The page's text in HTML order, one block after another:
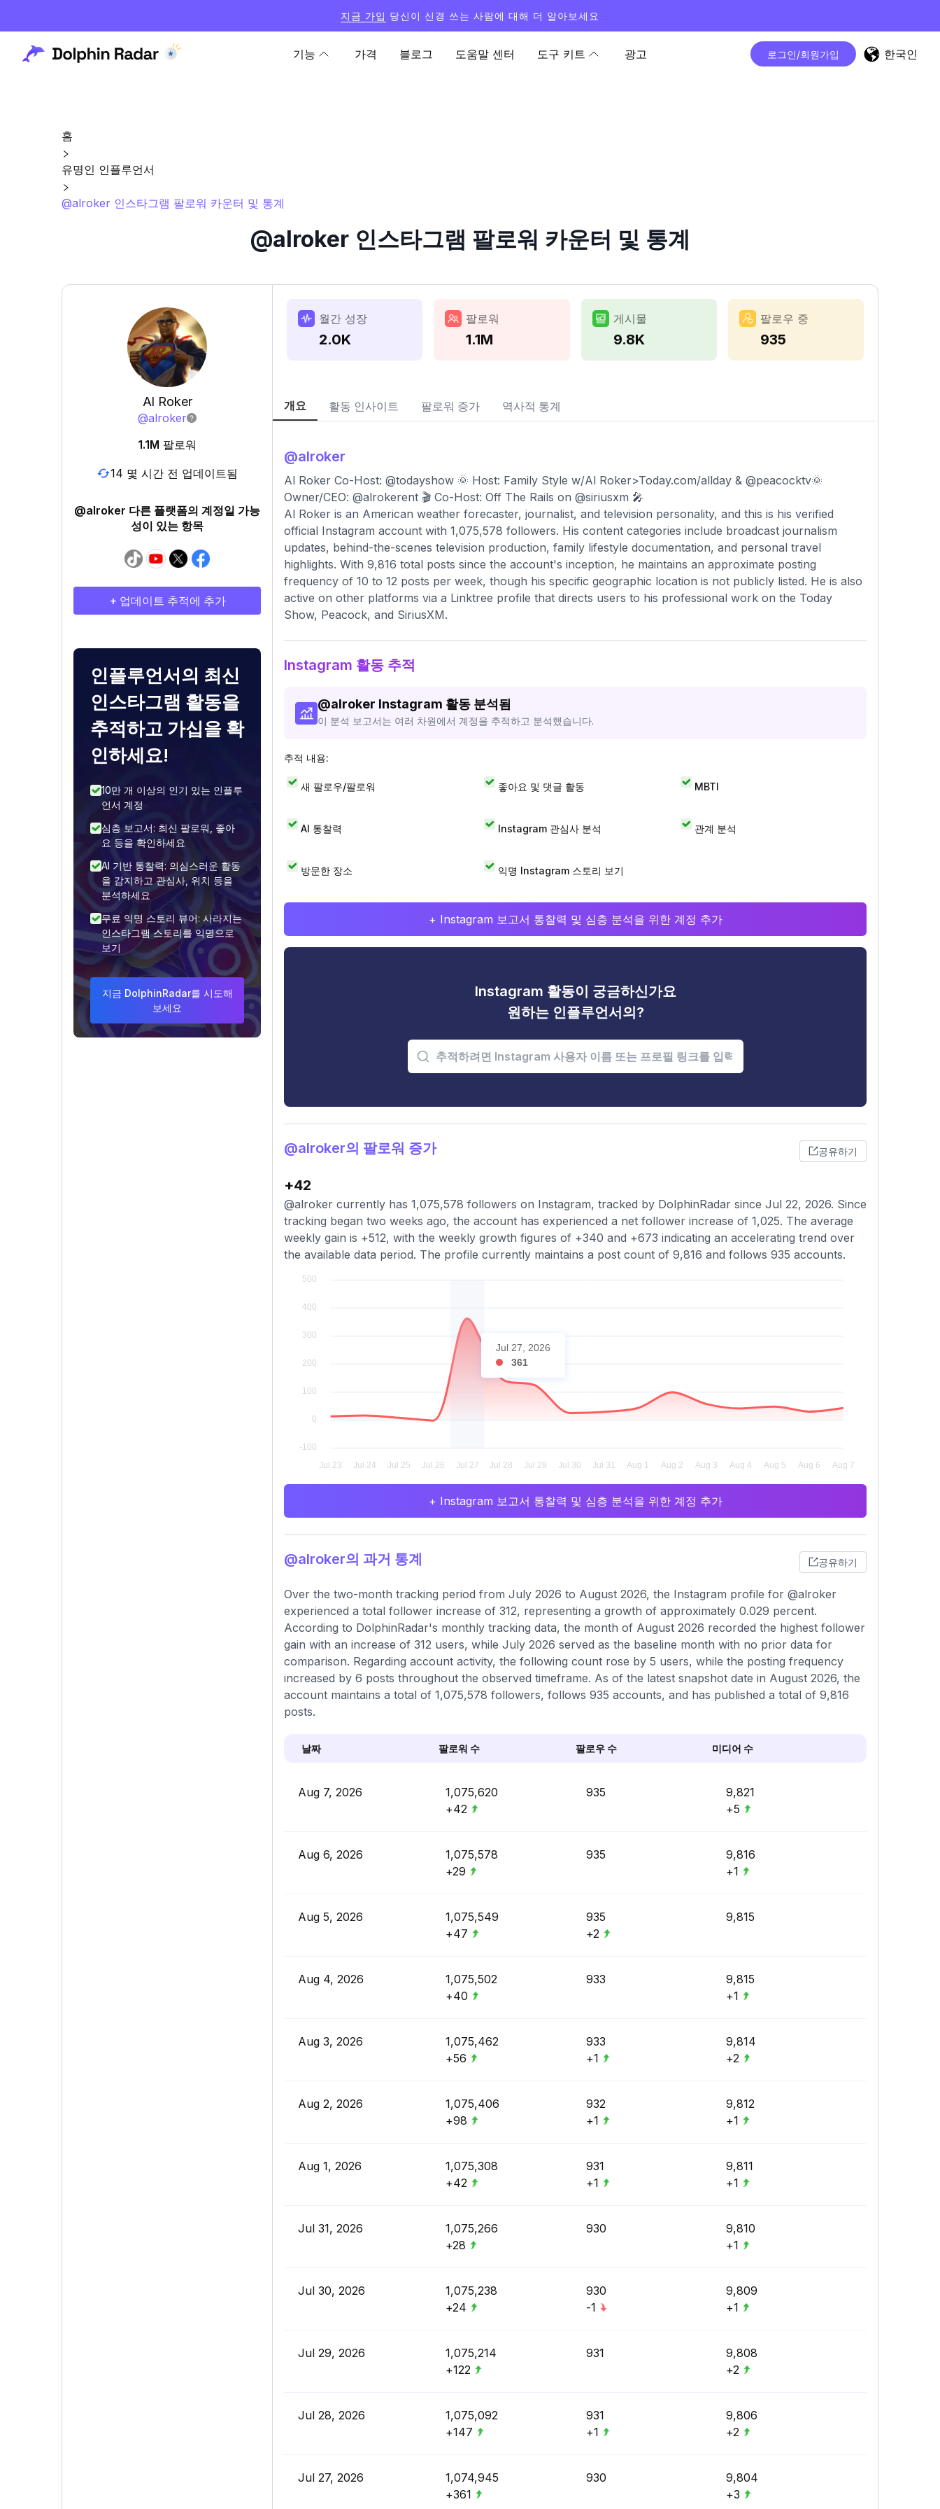
지금 가입 당신이 신경 쓰는 사람에 대해 더 알아보세요
기능 가격 블로그 도움말 센터 도구 키트 광고 로그인/회원가입 한국인
홈
유명인 인플루언서
@alroker 인스타그램 팔로워 카운터 및 통계
@alroker 인스타그램 팔로워 카운터 및 통계
Al Roker
@alroker
1.1M 팔로워
14 몇 시간 전 업데이트됨
@alroker 다른 플랫폼의 계정일 가능
성이 있는 항목
+ 업데이트 추적에 추가
인플루언서의 최신
인스타그램 활동을
추적하고 가십을 확
인하세요!
10만 개 이상의 인기 있는 인플루
언서 계정
심층 보고서: 최신 팔로워, 좋아
요 등을 확인하세요
AI 기반 통찰력: 의심스러운 활동
을 감지하고 관심사, 위치 등을
분석하세요
무료 익명 스토리 뷰어: 사라지는
인스타그램 스토리를 익명으로
보기
지금 DolphinRadar를 시도해
보세요
월간 성장
2.0K
팔로워
1.1M
게시물
9.8K
팔로우 중
935
개요 활동 인사이트 팔로워 증가 역사적 통계
@alroker
Al Roker Co-Host: @todayshow 🌞 Host: Family Style w/Al Roker>Today.com/allday & @peacocktv🌞
Owner/CEO: @alrokerent 🎬 Co-Host: Off The Rails on @siriusxm 🎤
Al Roker is an American weather forecaster, journalist, and television personality, and this is his verified
official Instagram account with 1,075,578 followers. His content categories include broadcast journalism
updates, behind-the-scenes television production, family lifestyle documentation, and personal travel
highlights. With 9,816 total posts since the account's inception, he maintains an approximate posting
frequency of 10 to 12 posts per week, though his specific geographic location is not publicly listed. He is also
active on other platforms via a Linktree profile that directs users to his professional work on the Today
Show, Peacock, and SiriusXM.
Instagram 활동 추적
@alroker Instagram 활동 분석됨
이 분석 보고서는 여러 차원에서 계정을 추적하고 분석했습니다.
추적 내용:
새 팔로우/팔로워 좋아요 및 댓글 활동 MBTI
AI 통찰력 Instagram 관심사 분석 관계 분석
방문한 장소 익명 Instagram 스토리 보기
+ Instagram 보고서 통찰력 및 심층 분석을 위한 계정 추가
Instagram 활동이 궁금하신가요
원하는 인플루언서의?
@alroker의 팔로워 증가 공유하기
+42
@alroker currently has 1,075,578 followers on Instagram, tracked by DolphinRadar since Jul 22, 2026. Since
tracking began two weeks ago, the account has experienced a net follower increase of 1,025. The average
weekly gain is +512, with the weekly growth figures of +340 and +673 indicating an accelerating trend over
the available data period. The profile currently maintains a post count of 9,816 and follows 935 accounts.
Jul 27, 2026
361
+ Instagram 보고서 통찰력 및 심층 분석을 위한 계정 추가
@alroker의 과거 통계 공유하기
Over the two-month tracking period from July 2026 to August 2026, the Instagram profile for @alroker
experienced a total follower increase of 312, representing a growth of approximately 0.029 percent.
According to DolphinRadar's monthly tracking data, the month of August 2026 recorded the highest follower
gain with an increase of 312 users, while July 2026 served as the baseline month with no prior data for
comparison. Regarding account activity, the following count rose by 5 users, while the posting frequency
increased by 6 posts throughout the observed timeframe. As of the latest snapshot date in August 2026, the
account maintains a total of 1,075,578 followers, follows 935 accounts, and has published a total of 9,816
posts.
날짜 팔로워 수 팔로우 수 미디어 수
Aug 7, 2026
1,075,620
+42
935
9,821
+5
Aug 6, 2026
1,075,578
+29
935
9,816
+1
Aug 5, 2026
1,075,549
+47
935
+2
9,815
Aug 4, 2026
1,075,502
+40
933
9,815
+1
Aug 3, 2026
1,075,462
+56
933
+1
9,814
+2
Aug 2, 2026
1,075,406
+98
932
+1
9,812
+1
Aug 1, 2026
1,075,308
+42
931
+1
9,811
+1
Jul 31, 2026
1,075,266
+28
930
9,810
+1
Jul 30, 2026
1,075,238
+24
930
-1
9,809
+1
Jul 29, 2026
1,075,214
+122
931
9,808
+2
Jul 28, 2026
1,075,092
+147
931
+1
9,806
+2
Jul 27, 2026
1,074,945
+361
930
9,804
+3